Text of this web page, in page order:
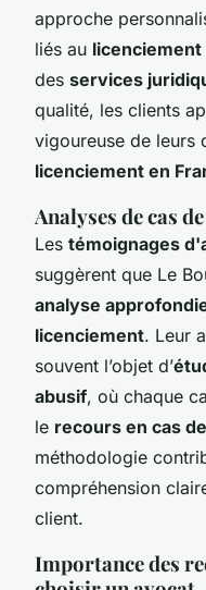
approche
liés au licenciement
des services
qualité, les clients
vigoureuse de leurs
licenciement en
Analyses de cas
Les témoignages
suggèrent que Le
analyse
licenciement. Leur
souvent l’objet d’
abusif, où chaque
le recours en cas
méthodologie
compréhension
client.
Importance des